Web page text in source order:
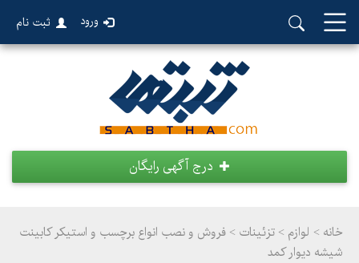
ورود ثبت نام
درج آگهی رایگان
خانه > لوازم > تزئینات > فروش و نصب انواع برچسب و استیکر کابینت
شیشه دیوار کمد